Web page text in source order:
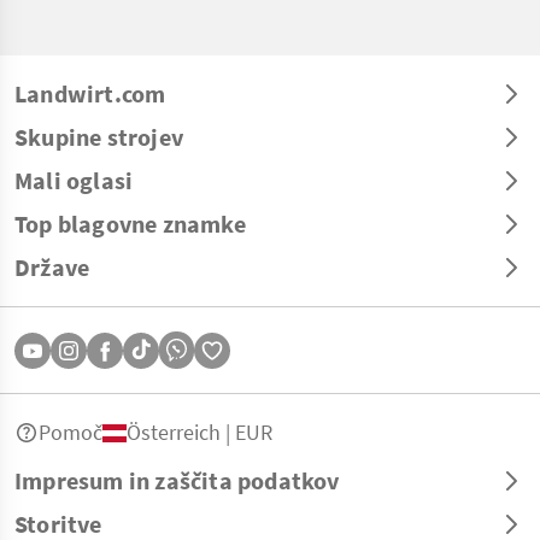
Landwirt.com
Skupine strojev
Mali oglasi
Top blagovne znamke
Države
Impresum in zaščita podatkov
Storitve
Pomoč Österreich | EUR